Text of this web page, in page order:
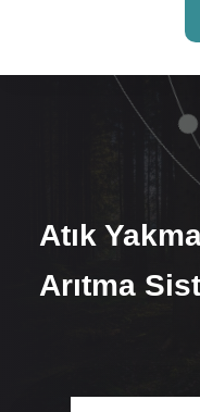
Atık
Arıtma